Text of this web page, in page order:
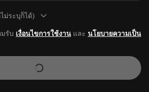
ม่ระบุก็ได้)
รับ เงื่อนไขการใช้งานและ นโยบายความเป็น